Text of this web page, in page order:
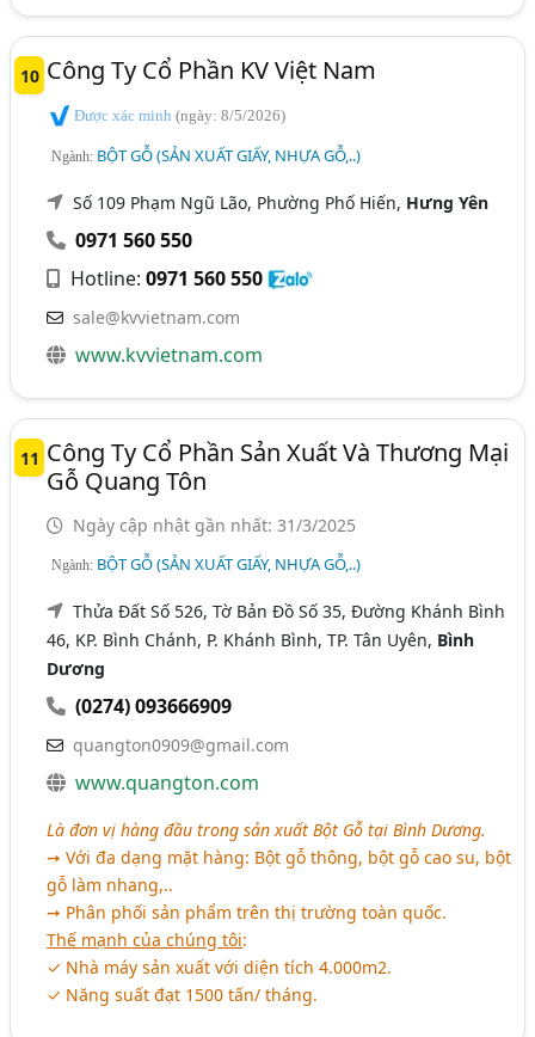
10 Công Ty Cổ Phần KV Việt Nam
Được xác minh(ngày: 8/5/2026)
Ngành: BỘT GỖ (SẢN XUẤT GIẤY, NHỰA GỖ,..)
Số 109 Phạm Ngũ Lão, Phường Phố Hiến, Hưng Yên
0971 560 550
Hotline:0971 560 550
sale@kvvietnam.com
www.kvvietnam.com
11 Công Ty Cổ Phần Sản Xuất Và Thương Mại
Gỗ Quang Tôn
Ngày cập nhật gần nhất: 31/3/2025
Ngành: BỘT GỖ (SẢN XUẤT GIẤY, NHỰA GỖ,..)
Thửa Đất Số 526, Tờ Bản Đồ Số 35, Đường Khánh Bình
46, KP. Bình Chánh, P. Khánh Bình, TP. Tân Uyên, Bình
Dương
(0274) 093666909
quangton0909@gmail.com
www.quangton.com
Là đơn vị hàng đầu trong sản xuất Bột Gỗ tại Bình Dương.
➙ Với đa dạng mặt hàng: Bột gỗ thông, bột gỗ cao su, bột
gỗ làm nhang,..
➙ Phân phối sản phẩm trên thị trường toàn quốc.
Thế mạnh của chúng tôi:
✓ Nhà máy sản xuất với diện tích 4.000m2.
✓ Năng suất đạt 1500 tấn/ tháng.